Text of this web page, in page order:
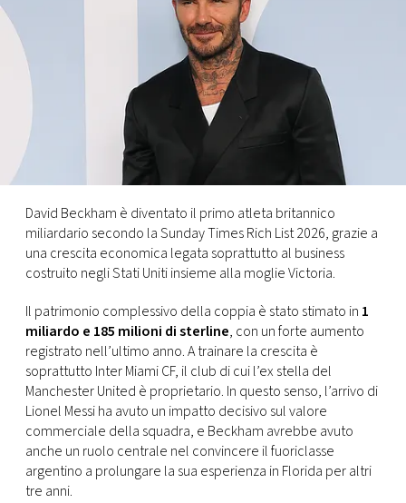
VIDEO
PRINCIPATO
MONACO
RMC
CONSIGLIA
David Beckham è diventato il primo atleta britannico
miliardario secondo la Sunday Times Rich List 2026, grazie a
una crescita economica legata soprattutto al business
costruito negli Stati Uniti insieme alla moglie Victoria.
Il patrimonio complessivo della coppia è stato stimato in 1
miliardo e 185 milioni di sterline, con un forte aumento
registrato nell’ultimo anno. A trainare la crescita è
soprattutto Inter Miami CF, il club di cui l’ex stella del
Manchester United è proprietario. In questo senso, l’arrivo di
Lionel Messi ha avuto un impatto decisivo sul valore
commerciale della squadra, e Beckham avrebbe avuto
anche un ruolo centrale nel convincere il fuoriclasse
argentino a prolungare la sua esperienza in Florida per altri
tre anni.